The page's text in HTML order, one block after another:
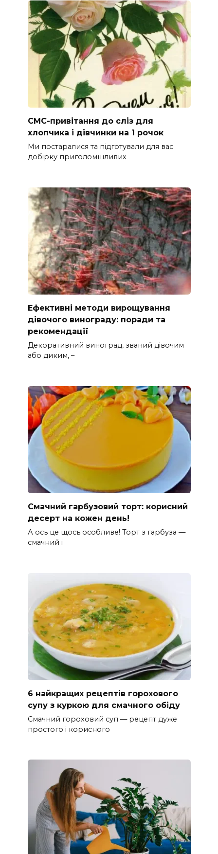
СМС-привітання до сліз для
хлопчика і дівчинки на 1 рочок
Ми постаралися та підготували для вас
добірку приголомшливих
Ефективні методи вирощування
дівочого винограду: поради та
рекомендації
Декоративний виноград, званий дівочим
або диким, –
Смачний гарбузовий торт: корисний
десерт на кожен день!
А ось це щось особливе! Торт з гарбуза —
смачний і
6 найкращих рецептів горохового
супу з куркою для смачного обіду
Смачний гороховий суп — рецепт дуже
простого і корисного